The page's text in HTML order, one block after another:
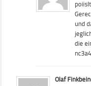
und
die
Olaf